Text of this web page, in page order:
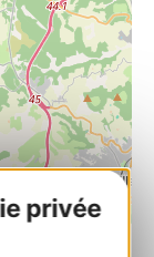
privée